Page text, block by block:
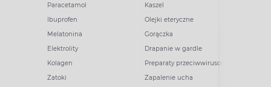
Paracetamol
Ibuprofen
Melatonina
Elektrolity
Kolagen
Zatoki
Kaszel
Olejki eteryczne
Gorączka
Drapanie w gardle
Preparaty przeciwwirusowe
Zapalenie ucha